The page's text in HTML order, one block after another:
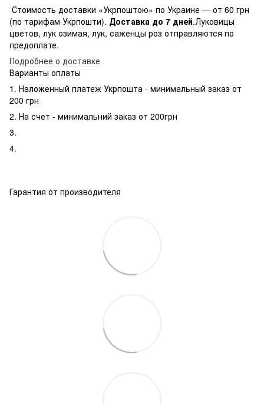
Стоимость доставки «Укрпоштою» по Украине — от 60 грн
(по тарифам Укрпошти). Доставка до 7 дней.Луковицы
цветов, лук озимая, лук, саженцы роз отправляются по
предоплате.
Подробнее о доставке
Варианты оплаты
1. Наложенный платеж Укрпошта - минимальный заказ от
200 грн
2. На счет - минимальний заказ от 200грн
3.
4.
Гарантия от производителя